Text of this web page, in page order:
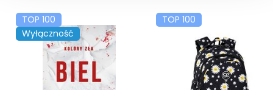
TOP 100
Wyłączność
TOP 100